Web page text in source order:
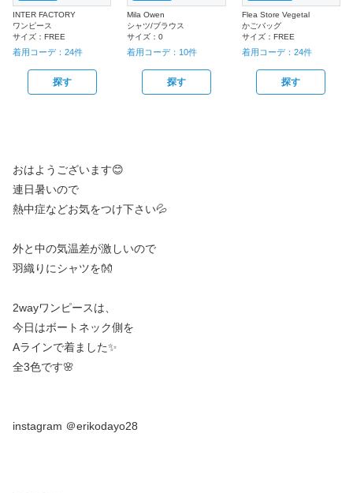
INTER FACTORY
ワンピース
サイズ： FREE
着用コーデ： 24件
探す
Mila Owen
シャツ/ブラウス
サイズ：0
着用コーデ： 10件
探す
Flea Store Vegetal
かごバッグ
サイズ： FREE
着用コーデ： 24件
探す
おはようございます😊
連日暑いので
熱中症などお気をつけ下さい💦
外と中の気温差が激しいので
羽織りにシャツを👐
2wayワンピースは、
今日はボートネック側を
Aラインで着ました✨
全3色です🌸
instagram ＠erikodayo28